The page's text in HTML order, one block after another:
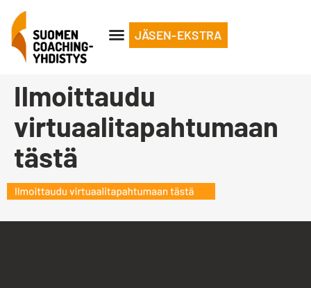
JÄSEN-EKSTRA
Ilmoittaudu
virtuaalitapahtumaan
tästä